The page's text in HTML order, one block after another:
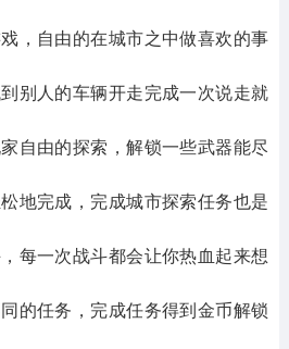
，自由的在城市之中做喜欢的事
别人的车辆开走完成一次说走就
自由的探索，解锁一些武器能尽
地完成，完成城市探索任务也是
每一次战斗都会让你热血起来想
的任务，完成任务得到金币解锁